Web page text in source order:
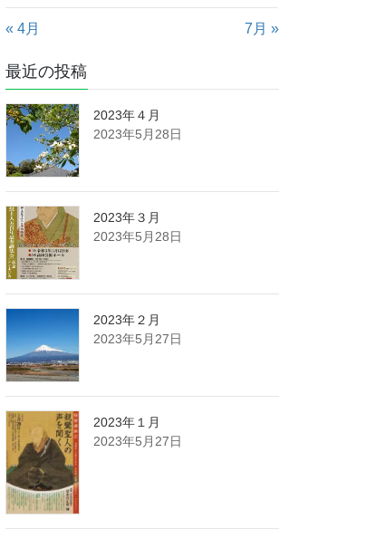
« 4月 7月 »
最近の投稿
2023年４月
2023年5月28日
2023年３月
2023年5月28日
2023年２月
2023年5月27日
2023年１月
2023年5月27日